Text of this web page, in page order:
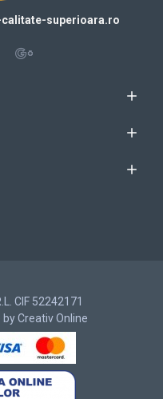
calitate-superioara.ro
CIF 52242171
Creativ Online